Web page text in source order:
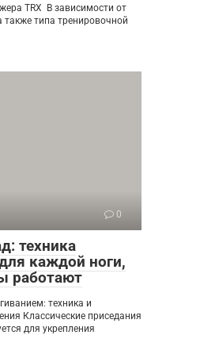
TRX В зависимости от
также типа тренировочной
0
техника
каждой ноги,
работают
техника и
Классические приседания
для укрепления